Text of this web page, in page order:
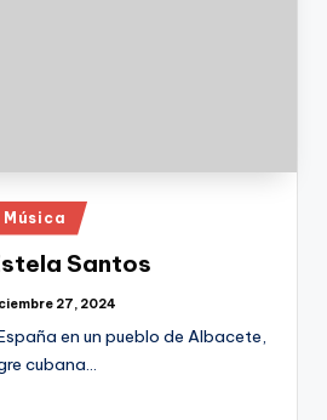
Música
Santos
27, 2024
en un pueblo de Albacete,
cubana…